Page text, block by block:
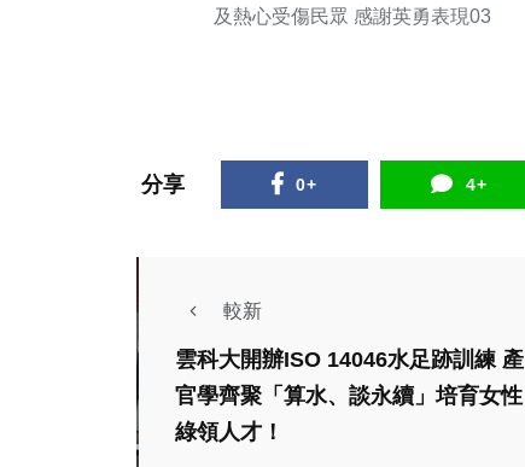
及熱心受傷民眾 感謝英勇表現03
分享 0+ 4+
較新
雲科大開辦ISO 14046水足跡訓練 產
官學齊聚「算水、談永續」培育女性
綠領人才！